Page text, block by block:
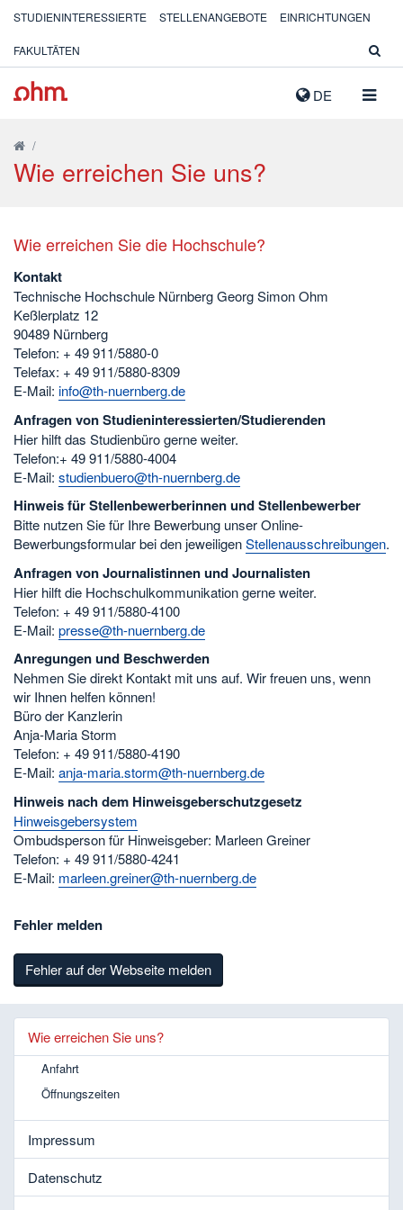
DE
STUDIENINTERESSIERTE STELLENANGEBOTE EINRICHTUNGEN
FAKULTÄTEN
/
Wie erreichen Sie uns?
Wie erreichen Sie die Hochschule?
Kontakt
Technische Hochschule Nürnberg Georg Simon Ohm
Keßlerplatz 12
90489 Nürnberg
Telefon: + 49 911/5880-0
Telefax: + 49 911/5880-8309
E-Mail: info@th-nuernberg.de
Anfragen von Studieninteressierten/Studierenden
Hier hilft das Studienbüro gerne weiter.
Telefon:+ 49 911/5880-4004
E-Mail: studienbuero@th-nuernberg.de
Hinweis für Stellenbewerberinnen und Stellenbewerber
Bitte nutzen Sie für Ihre Bewerbung unser Online-
Bewerbungsformular bei den jeweiligenStellenausschreibungen.
Anfragen von Journalistinnen und Journalisten
Hier hilft die Hochschulkommunikation gerne weiter.
Telefon: + 49 911/5880-4100
E-Mail: presse@th-nuernberg.de
Anregungen und Beschwerden
Nehmen Sie direkt Kontakt mit uns auf. Wir freuen uns, wenn
wir Ihnen helfen können!
Büro der Kanzlerin
Anja-Maria Storm
Telefon: + 49 911/5880-4190
E-Mail: anja-maria.storm@th-nuernberg.de
Hinweis nach dem Hinweisgeberschutzgesetz
Hinweisgebersystem
Ombudsperson für Hinweisgeber: Marleen Greiner
Telefon: + 49 911/5880-4241
E-Mail: marleen.greiner@th-nuernberg.de
Fehler melden
Fehler auf der Webseite melden
Wie erreichen Sie uns?
Anfahrt
Öffnungszeiten
Impressum
Datenschutz